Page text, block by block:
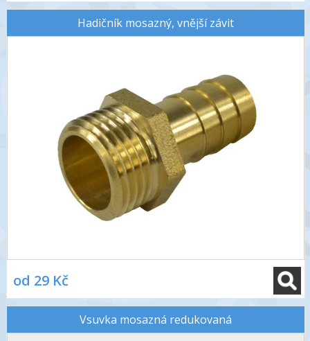
Hadičník mosazný, vnější závit
od 29 Kč
Vsuvka mosazná redukovaná